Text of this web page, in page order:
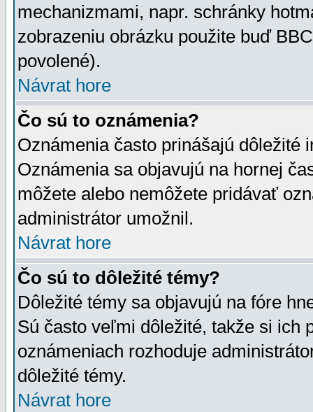
mechanizmami, napr. schránky
zobrazeniu obrázku použite buď
povolené).
Návrat hore
Čo sú to oznámenia?
Oznámenia často prinášajú dôležité
Oznámenia sa objavujú na hornej
môžete alebo nemôžete pridávať
administrátor umožnil.
Návrat hore
Čo sú to dôležité témy?
Dôležité témy sa objavujú na fóre
Sú často veľmi dôležité, takže si ich
oznámeniach rozhoduje
dôležité témy.
Návrat hore